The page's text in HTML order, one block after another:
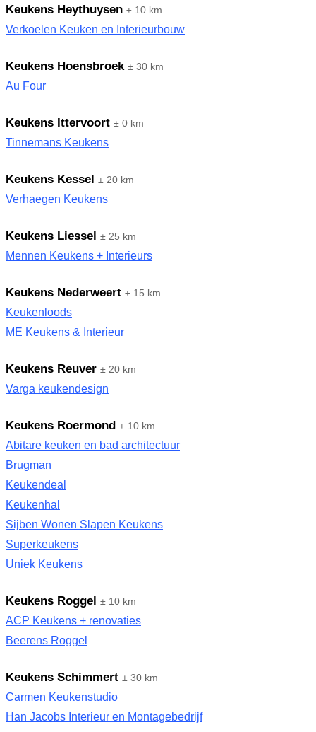
Keukens Heythuysen ± 10 km
Verkoelen Keuken en Interieurbouw
Keukens Hoensbroek ± 30 km
Au Four
Keukens Ittervoort ± 0 km
Tinnemans Keukens
Keukens Kessel ± 20 km
Verhaegen Keukens
Keukens Liessel ± 25 km
Mennen Keukens + Interieurs
Keukens Nederweert ± 15 km
Keukenloods
ME Keukens & Interieur
Keukens Reuver ± 20 km
Varga keukendesign
Keukens Roermond ± 10 km
Abitare keuken en bad architectuur
Brugman
Keukendeal
Keukenhal
Sijben Wonen Slapen Keukens
Superkeukens
Uniek Keukens
Keukens Roggel ± 10 km
ACP Keukens + renovaties
Beerens Roggel
Keukens Schimmert ± 30 km
Carmen Keukenstudio
Han Jacobs Interieur en Montagebedrijf